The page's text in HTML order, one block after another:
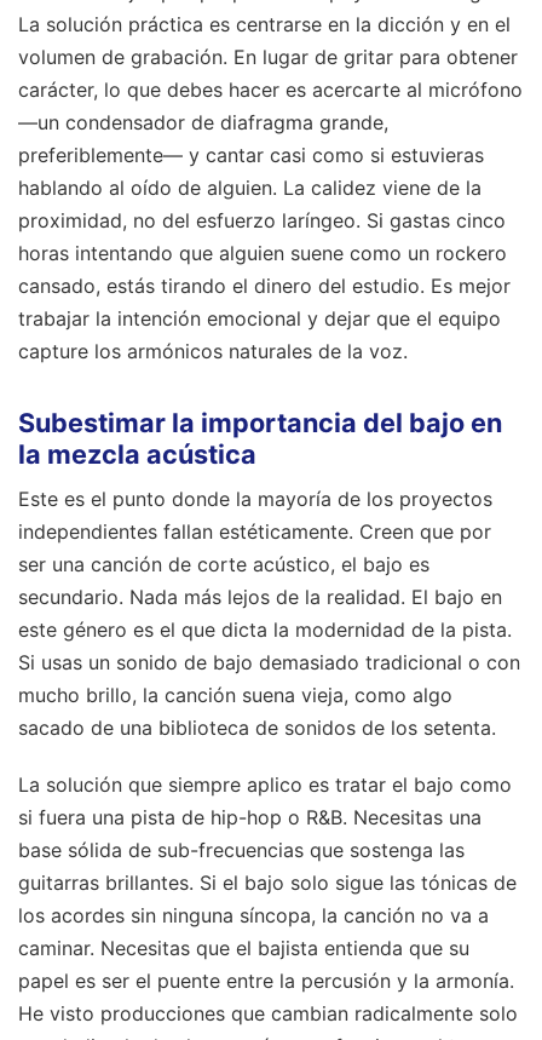
La solución práctica es centrarse en la dicción y en el
volumen de grabación. En lugar de gritar para obtener
carácter, lo que debes hacer es acercarte al micrófono
—un condensador de diafragma grande,
preferiblemente— y cantar casi como si estuvieras
hablando al oído de alguien. La calidez viene de la
proximidad, no del esfuerzo laríngeo. Si gastas cinco
horas intentando que alguien suene como un rockero
cansado, estás tirando el dinero del estudio. Es mejor
trabajar la intención emocional y dejar que el equipo
capture los armónicos naturales de la voz.
Subestimar la importancia del bajo en
la mezcla acústica
Este es el punto donde la mayoría de los proyectos
independientes fallan estéticamente. Creen que por
ser una canción de corte acústico, el bajo es
secundario. Nada más lejos de la realidad. El bajo en
este género es el que dicta la modernidad de la pista.
Si usas un sonido de bajo demasiado tradicional o con
mucho brillo, la canción suena vieja, como algo
sacado de una biblioteca de sonidos de los setenta.
La solución que siempre aplico es tratar el bajo como
si fuera una pista de hip-hop o R&B. Necesitas una
base sólida de sub-frecuencias que sostenga las
guitarras brillantes. Si el bajo solo sigue las tónicas de
los acordes sin ninguna síncopa, la canción no va a
caminar. Necesitas que el bajista entienda que su
papel es ser el puente entre la percusión y la armonía.
He visto producciones que cambian radicalmente solo